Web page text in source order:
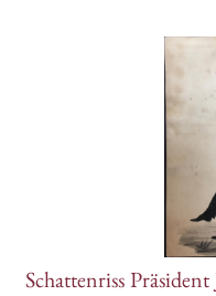
Schattenriss